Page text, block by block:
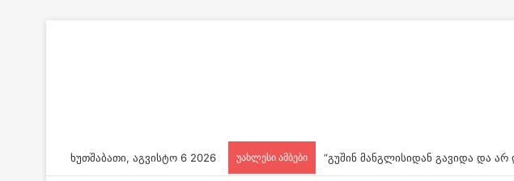
ხუთშაბათი, აგვისტო 6 2026 უახლესი ამბები